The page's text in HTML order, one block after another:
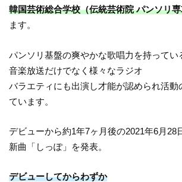
韓国芸術総合学校（伝統芸術院 パンソリ
ます。
パンソリ基盤の爽やかな歌唱力を持ってい
音楽放送だけでなく様々なラジオ
バラエティにも出演し才能が認められ活動
ています。
デビューから約1年7ヶ月後の2021年6月28
新曲「しっぽ」を発表。
デビューしてからわずか